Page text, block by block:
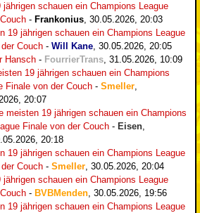
jährigen schauen ein Champions League
- Frankonius, 30.05.2026, 20:03
19 jährigen schauen ein Champions League
Couch - Will Kane, 30.05.2026, 20:05
Hansch - FourrierTrans, 31.05.2026, 10:09
19 jährigen schauen ein Champions
Finale von der Couch - Smeller,
20:07
meisten 19 jährigen schauen ein Champions
Finale von der Couch - Eisen,
20:18
19 jährigen schauen ein Champions League
Couch - Smeller, 30.05.2026, 20:04
jährigen schauen ein Champions League
- BVBMenden, 30.05.2026, 19:56
19 jährigen schauen ein Champions League